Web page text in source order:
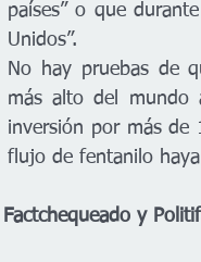
países” o que
Unidos”.
No hay pruebas de
más alto del mundo
inversión por más de
flujo de fentanilo
Factchequeado y